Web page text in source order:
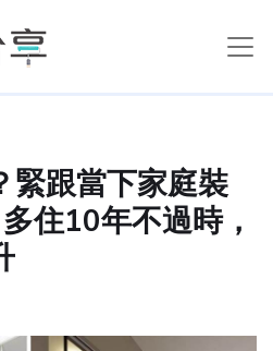
緊跟當下家庭裝
住10年不過時，